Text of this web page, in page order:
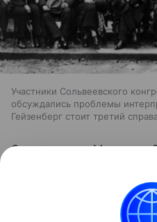
Участники Сольвеевского
обсуждались проблемы
Гейзенберг стоит третий
О летящем по Млечному